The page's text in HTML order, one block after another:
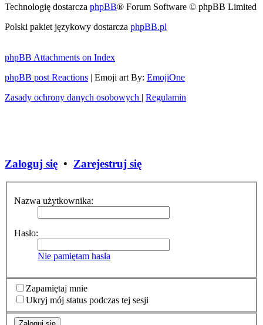
Technologię dostarcza phpBB® Forum Software © phpBB Limited
Polski pakiet językowy dostarcza phpBB.pl
phpBB Attachments on Index
phpBB post Reactions | Emoji art By: EmojiOne
Zasady ochrony danych osobowych | Regulamin
Zaloguj się • Zarejestruj się
Nazwa użytkownika:
Hasło:
Nie pamiętam hasła
Zapamiętaj mnie
Ukryj mój status podczas tej sesji